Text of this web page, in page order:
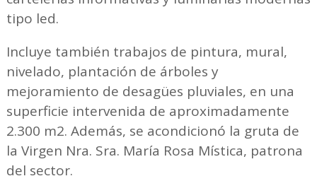
tipo led.
Incluye también trabajos de pintura, mural,
nivelado, plantación de árboles y
mejoramiento de desagües pluviales, en una
superficie intervenida de aproximadamente
2.300 m2. Además, se acondicionó la gruta de
la Virgen Nra. Sra. María Rosa Mística, patrona
del sector.